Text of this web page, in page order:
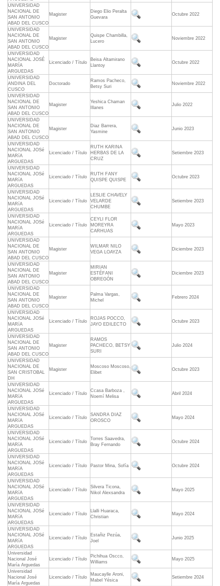
UNIVERSIDAD
NACIONAL DE
SAN ANTONIO
ABAD DEL CUSCO
Magister
Diego Elio Peralta
Guevara
Octubre 2022
UNIVERSIDAD
NACIONAL DE
SAN ANTONIO
ABAD DEL CUSCO
Magister
Quispe Chambilla,
Lucero
Noviembre 2022
UNIVERSIDAD
NACIONAL JOSÉ
MARÍA
ARGUEDAS
Licenciado / Título
Beisa Altamirano
Llantoy
Octubre 2022
UNIVERSIDAD
ANDINA DEL
CUSCO
Doctorado
Ramos Pacheco,
Betsy Suri
Noviembre 2022
UNIVERSIDAD
NACIONAL DE
SAN ANTONIO
ABAD DEL CUSCO
Magister
Yeshica Chaman
Illanes
Julio 2022
UNIVERSIDAD
NACIONAL DE
SAN ANTONIO
ABAD DEL CUSCO
Magister
Diaz Barrera,
Yasmine
Junio 2023
UNIVERSIDAD
NACIONAL JOSé
MARíA
ARGUEDAS
Licenciado / Título
RUTH KARINA
HERBAS DE LA
CRUZ
Setiembre 2023
UNIVERSIDAD
NACIONAL JOSé
MARíA
ARGUEDAS
Licenciado / Título
RUTH FANY
QUISPE QUISPE
Octubre 2023
UNIVERSIDAD
NACIONAL JOSé
MARíA
ARGUEDAS
Licenciado / Título
LESLIE CHAVELY
VELARDE
CHUMBE
Setiembre 2023
UNIVERSIDAD
NACIONAL JOSé
MARíA
ARGUEDAS
Licenciado / Título
CEYLI FLOR
MOREYRA
CARHUAS
Mayo 2023
UNIVERSIDAD
NACIONAL DE
SAN ANTONIO
ABAD DEL CUSCO
Magister
WILMAR NILO
VEGA LOAYZA
Diciembre 2023
UNIVERSIDAD
NACIONAL DE
SAN ANTONIO
ABAD DEL CUSCO
Magister
MIRIAN
ESTÉFANI
OBREGÓN
Diciembre 2023
UNIVERSIDAD
NACIONAL DE
SAN ANTONIO
ABAD DEL CUSCO
Magister
Palma Vargas,
Michel
Febrero 2024
UNIVERSIDAD
NACIONAL JOSé
MARíA
ARGUEDAS
Licenciado / Título
ROJAS POCCO,
JAYO EDILECTO
Octubre 2023
UNIVERSIDAD
NACIONAL DE
SAN ANTONIO
ABAD DEL CUSCO
Magister
RAMOS
PACHECO, BETSY
SURI
Julio 2024
UNIVERSIDAD
NACIONAL DE
SAN CRISTOBAL
DH
Magister
Moscoso Moscoso,
Elibet
Octubre 2023
UNIVERSIDAD
NACIONAL JOSé
MARíA
ARGUEDAS
Licenciado / Título
Ccasa Barboza ,
Noemí Melisa
Abril 2024
UNIVERSIDAD
NACIONAL JOSé
MARíA
ARGUEDAS
Licenciado / Título
SANDRA DIAZ
OROSCO
Mayo 2024
UNIVERSIDAD
NACIONAL JOSé
MARíA
ARGUEDAS
Licenciado / Título
Torres Saavedra,
Bray Fernando
Octubre 2024
UNIVERSIDAD
NACIONAL JOSé
MARíA
ARGUEDAS
Licenciado / Título Pastor Mina, Sofía Octubre 2024
UNIVERSIDAD
NACIONAL JOSé
MARíA
ARGUEDAS
Licenciado / Título
Silvera Ticona,
Nikol Alexsandra
Mayo 2025
UNIVERSIDAD
NACIONAL JOSé
MARíA
ARGUEDAS
Licenciado / Título
Llalli Huaraca,
Christian
Mayo 2024
UNIVERSIDAD
NACIONAL JOSé
MARíA
ARGUEDAS
Licenciado / Título
Estañiz Pezúa,
Joel
Junio 2025
Universidad
Nacional José
María Arguedas
Licenciado / Título
Pichihua Oscco,
Williams
Mayo 2025
Universidad
Nacional José
María Arguedas
Licenciado / Título
Maucaylle Aroni,
Mabel Yésica
Setiembre 2024